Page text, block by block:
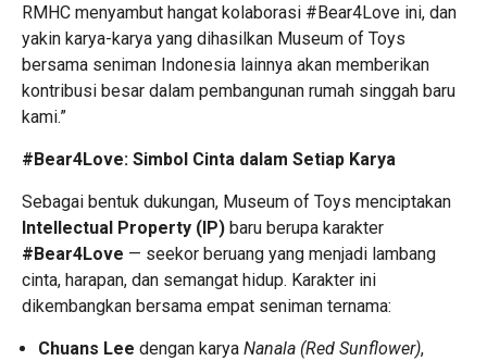
RMHC menyambut hangat kolaborasi #Bear4Love ini, dan
yakin karya-karya yang dihasilkan Museum of Toys
bersama seniman Indonesia lainnya akan memberikan
kontribusi besar dalam pembangunan rumah singgah baru
kami.”
#Bear4Love: Simbol Cinta dalam Setiap Karya
Sebagai bentuk dukungan, Museum of Toys menciptakan
Intellectual Property (IP) baru berupa karakter
#Bear4Love — seekor beruang yang menjadi lambang
cinta, harapan, dan semangat hidup. Karakter ini
dikembangkan bersama empat seniman ternama:
Chuans Lee dengan karya Nanala (Red Sunflower),